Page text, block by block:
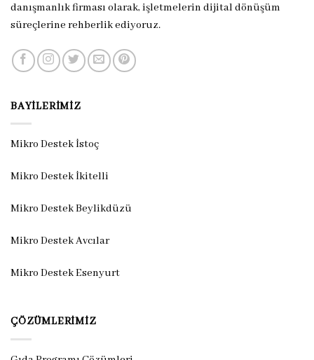
danışmanlık firması olarak, işletmelerin dijital dönüşüm
süreçlerine rehberlik ediyoruz.
BAYILERIMIZ
Mikro Destek İstoç
Mikro Destek İkitelli
Mikro Destek Beylikdüzü
Mikro Destek Avcılar
Mikro Destek Esenyurt
ÇÖZÜMLERIMIZ